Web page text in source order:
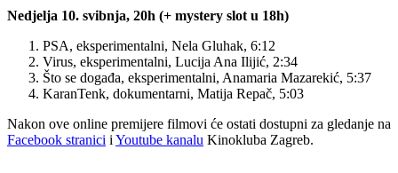
Nedjelja 10. svibnja, 20h (+ mystery slot u 18h)
PSA, eksperimentalni, Nela Gluhak, 6:12
Virus, eksperimentalni, Lucija Ana Ilijić, 2:34
Što se događa, eksperimentalni, Anamaria Mazarekić, 5:37
KaranTenk, dokumentarni, Matija Repač, 5:03
Nakon ove online premijere filmovi će ostati dostupni za gledanje na
Facebook stranici i Youtube kanalu Kinokluba Zagreb.